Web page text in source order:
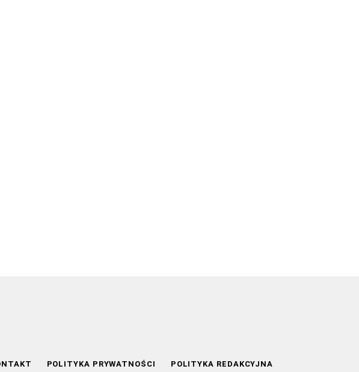
POLITYKA PRYWATNOŚCI POLITYKA REDAKCYJNA